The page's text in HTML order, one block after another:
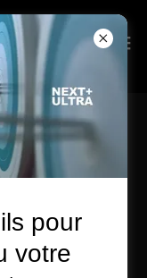
pages privées
pour
votre